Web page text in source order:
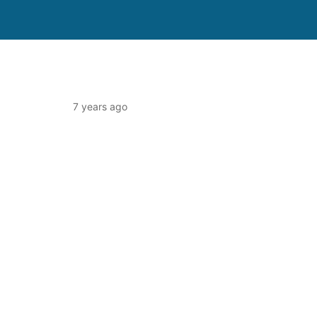
7 years ago